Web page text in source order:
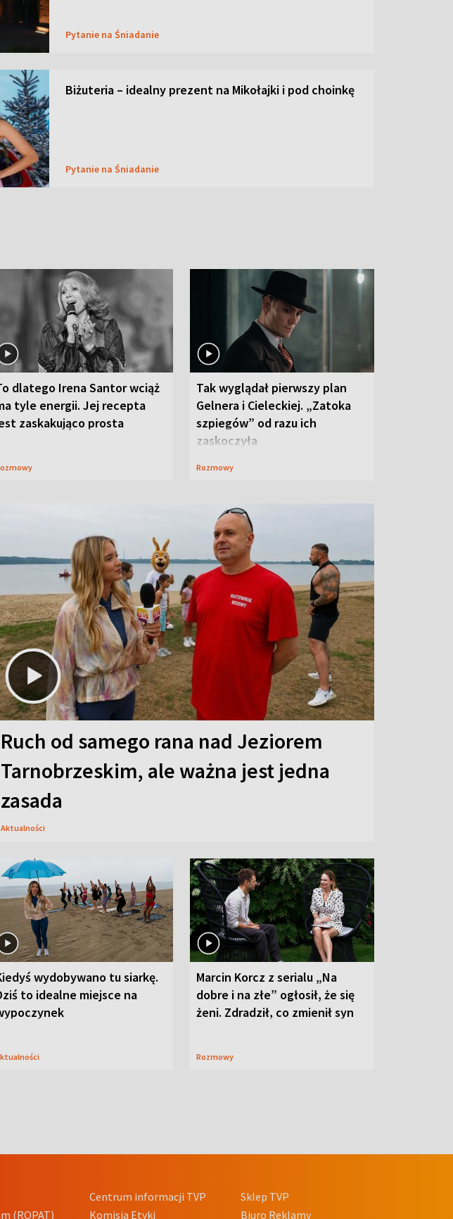
Pytanie na Śniadanie
Biżuteria – idealny prezent na Mikołajki i pod choinkę
Pytanie na Śniadanie
dlatego Irena Santor wciąż
tyle energii. Jej recepta
zaskakująco prosta
Rozmowy
Tak wyglądał pierwszy plan
Gelnera i Cieleckiej. „Zatoka
szpiegów” od razu ich
zaskoczyła
Rozmowy
Ruch od samego rana nad Jeziorem
Tarnobrzeskim, ale ważna jest jedna
zasada
Aktualności
wydobywano tu siarkę.
to idealne miejsce na
Aktualności
Marcin Korcz z serialu „Na
dobre i na złe” ogłosił, że się
żeni. Zdradził, co zmienił syn
Rozmowy
(ROPAT)
Centrum informacji TVP
Komisja Etyki
Sklep TVP
Biuro Reklamy